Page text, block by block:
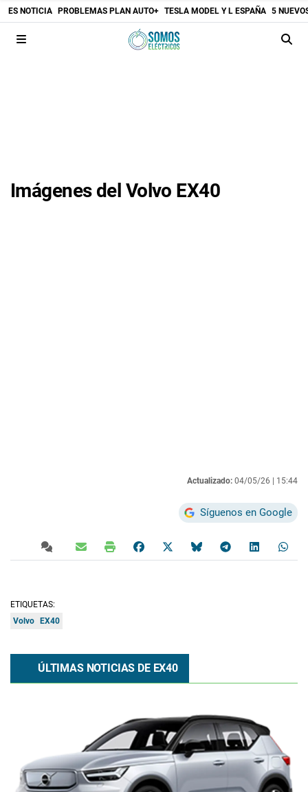
ES NOTICIA PROBLEMAS PLAN AUTO+ TESLA MODEL Y L ESPAÑA 5
Imágenes del Volvo EX40
Actualizado: 04/05/26 | 15:44
Síguenos en Google
ETIQUETAS:
Volvo EX40
ÚLTIMAS NOTICIAS DE EX40